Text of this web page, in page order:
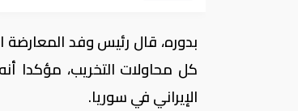
بدوره، قال رئيس وفد
كل محاولات التخريب، مؤكدا
الإيراني في سوريا.